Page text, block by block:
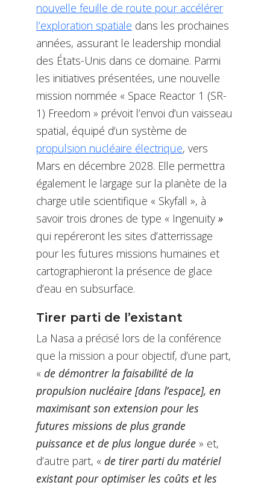
nouvelle feuille de route pour accélérer
l’exploration spatiale dans les prochaines
années, assurant le leadership mondial
des États-Unis dans ce domaine. Parmi
les initiatives présentées, une nouvelle
mission nommée « Space Reactor 1 (SR-
1) Freedom » prévoit l’envoi d’un vaisseau
spatial, équipé d’un système de
propulsion nucléaire électrique, vers
Mars en décembre 2028. Elle permettra
également le largage sur la planète de la
charge utile scientifique « Skyfall », à
savoir trois drones de type « Ingenuity »
qui repéreront les sites d’atterrissage
pour les futures missions humaines et
cartographieront la présence de glace
d’eau en subsurface.
Tirer parti de l’existant
La Nasa a précisé lors de la conférence
que la mission a pour objectif, d’une part,
« de démontrer la faisabilité de la
propulsion nucléaire [dans l’espace], en
maximisant son extension pour les
futures missions de plus grande
puissance et de plus longue durée » et,
d’autre part, « de tirer parti du matériel
existant pour optimiser les coûts et les